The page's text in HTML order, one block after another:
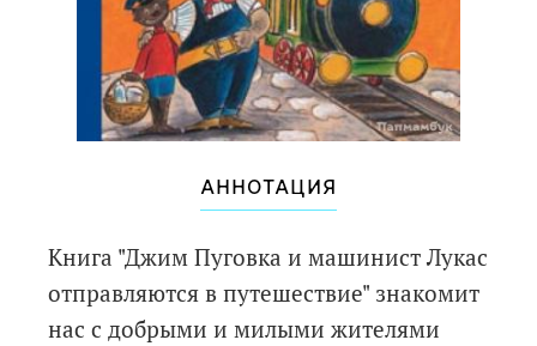
АННОТАЦИЯ
Книга "Джим Пуговка и машинист Лукас
отправляются в путешествие" знакомит
нас с добрыми и милыми жителями